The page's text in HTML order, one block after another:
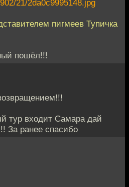
21/2da0c9995148.jpg
пигмеев Тупичка
пошёл!!!
тур входит Самара дай
За ранее спасибо